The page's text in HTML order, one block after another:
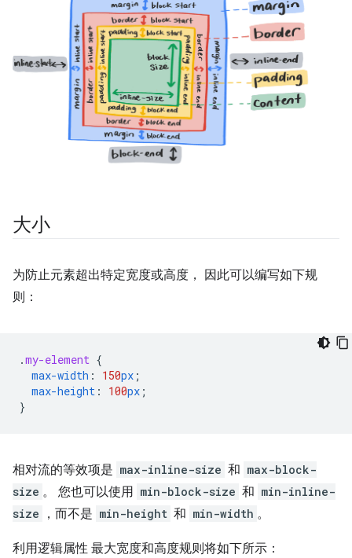
大小
为防止元素超出特定宽度或高度， 因此可以编写如下规
则：
.my-element {
max-width : 150px ;
max-height : 100px ;
}
相对流的等效项是 max-inline-size 和 max-block-
size 。 您也可以使用 min-block-size 和 min-inline-
size
，而不是 min-height 和 min-width 。
利用逻辑属性 最大宽度和高度规则将如下所示：